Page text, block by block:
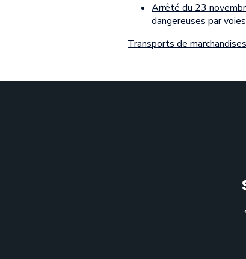
Arrêté du 23
dangereuses par
Transports de